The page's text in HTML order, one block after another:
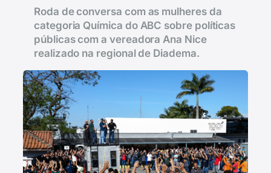
Roda de conversa com as mulheres da
categoria Química do ABC sobre políticas
públicas com a vereadora Ana Nice
realizado na regional de Diadema.